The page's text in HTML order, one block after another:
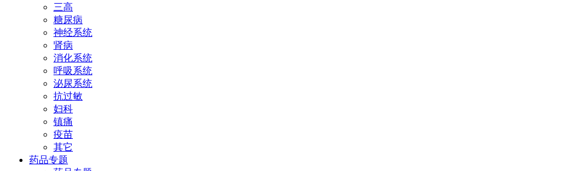
三高
糖尿病
神经系统
肾病
消化系统
呼吸系统
泌尿系统
抗过敏
妇科
镇痛
疫苗
其它
药品专题